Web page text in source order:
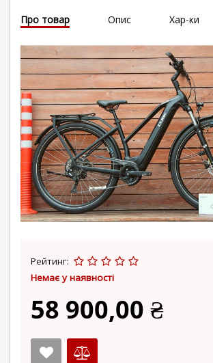
Про товар Опис Хар-ки
Немає у наявності
Рейтинг:
58 900,00 ₴